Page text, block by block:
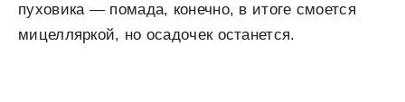
пуховика — помада, конечно, в итоге смоется
мицелляркой, но осадочек останется.